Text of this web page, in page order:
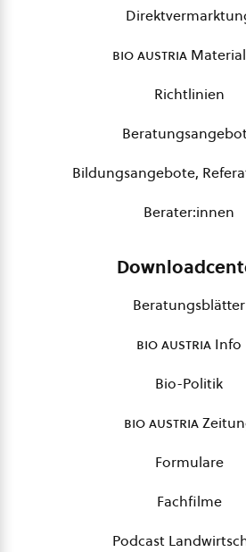
bio austria
Richtlinien
Bildungsangebote,
Berater:innen
Beratungsblätter
bio austria Info
Bio-Politik
bio austria
Formulare
Fachfilme
Podcast